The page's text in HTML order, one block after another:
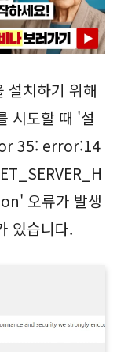
설치하기 위해
시도할 때 '설
35: error:14
오류가 발생
있습니다.